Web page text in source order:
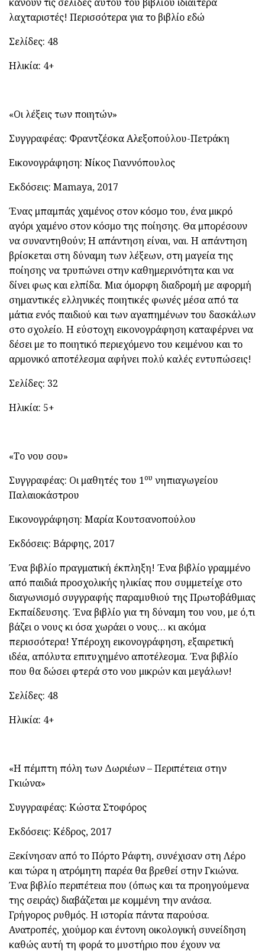
λαχταριστές! Περισσότερα για το βιβλίο εδώ
Σελίδες: 48
Ηλικία: 4+
«Οι λέξεις των ποιητών»
Συγγραφέας: Φραντζέσκα Αλεξοπούλου-Πετράκη
Εικονογράφηση: Νίκος Γιαννόπουλος
Εκδόσεις:Mamaya, 2017
Ένας μπαμπάς χαμένος στον κόσμο του, ένα μικρό
αγόρι χαμένο στον κόσμο της ποίησης. Θα μπορέσουν
να συναντηθούν; Η απάντηση είναι, ναι. Η απάντηση
βρίσκεται στη δύναμη των λέξεων, στη μαγεία της
ποίησης να τρυπώνει στην καθημερινότητα και να
δίνει φως και ελπίδα. Μια όμορφη διαδρομή με αφορμή
σημαντικές ελληνικές ποιητικές φωνές μέσα από τα
μάτια ενός παιδιού και των αγαπημένων του δασκάλων
στο σχολείο. Η εύστοχη εικονογράφηση καταφέρνει να
δέσει με το ποιητικό περιεχόμενο του κειμένου και το
αρμονικό αποτέλεσμα αφήνει πολύ καλές εντυπώσεις!
Σελίδες: 32
Ηλικία: 5+
«Το νου σου»
Συγγραφέας: Οι μαθητές του 1ου νηπιαγωγείου
Παλαιοκάστρου
Εικονογράφηση: Μαρία Κουτσανοπούλου
Εκδόσεις: Βάρφης, 2017
Ένα βιβλίο πραγματική έκπληξη! Ένα βιβλίο γραμμένο
από παιδιά προσχολικής ηλικίας που συμμετείχε στο
διαγωνισμό συγγραφής παραμυθιού της Πρωτοβάθμιας
Εκπαίδευσης. Ένα βιβλίο για τη δύναμη του νου, με ό,τι
βάζει ο νους κι όσα χωράει ο νους… κι ακόμα
περισσότερα! Υπέροχη εικονογράφηση, εξαιρετική
ιδέα, απόλυτα επιτυχημένο αποτέλεσμα. Ένα βιβλίο
που θα δώσει φτερά στο νου μικρών και μεγάλων!
Σελίδες: 48
Ηλικία: 4+
«Η πέμπτη πόλη των Δωριέων – Περιπέτεια στην
Γκιώνα»
Συγγραφέας: Κώστα Στοφόρος
Εκδόσεις: Κέδρος, 2017
Ξεκίνησαν από το Πόρτο Ράφτη, συνέχισαν στη Λέρο
και τώρα η ατρόμητη παρέα θα βρεθεί στην Γκιώνα.
Ένα βιβλίο περιπέτεια που (όπως και τα προηγούμενα
της σειράς) διαβάζεται με κομμένη την ανάσα.
Γρήγορος ρυθμός. Η ιστορία πάντα παρούσα.
Ανατροπές, χιούμορ και έντονη οικολογική συνείδηση
καθώς αυτή τη φορά το μυστήριο που έχουν να